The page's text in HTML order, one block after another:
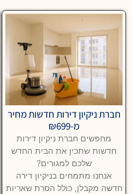
חברת ניקיון דירות חדשות מחיר
מ-₪699
מחפשים חברת ניקיון דירות
חדשות שתכין את הבית החדש
שלכם למגורים?
אנחנו מתמחים בניקיון דירה
חדשה מקבלן, כולל הסרת שאריות